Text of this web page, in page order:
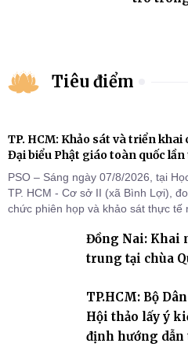
Tiêu điểm
TP. HCM: Khảo sát và triển
Đại biểu Phật giáo toàn quốc
PSO – Sáng ngày 07/8/2026, tại
TP. HCM - Cơ sở II (xã Bình Lợi),
chức phiên họp và khảo sát thực tế
Đồng Nai: Khai
trung tại chùa
TP.HCM: Bộ
Hội thảo lấy ý
định hướng